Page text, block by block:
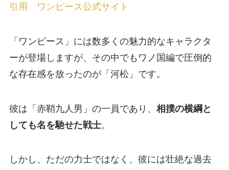
引用 ワンピース公式サイト
「ワンピース」には数多くの魅力的なキャラクタ
ーが登場しますが、その中でもワノ国編で圧倒的
な存在感を放ったのが「河松」です。
彼は「赤鞘九人男」の一員であり、 相撲の横綱と
しても名を馳せた戦士。
しかし、ただの力士ではなく、彼には壮絶な過去